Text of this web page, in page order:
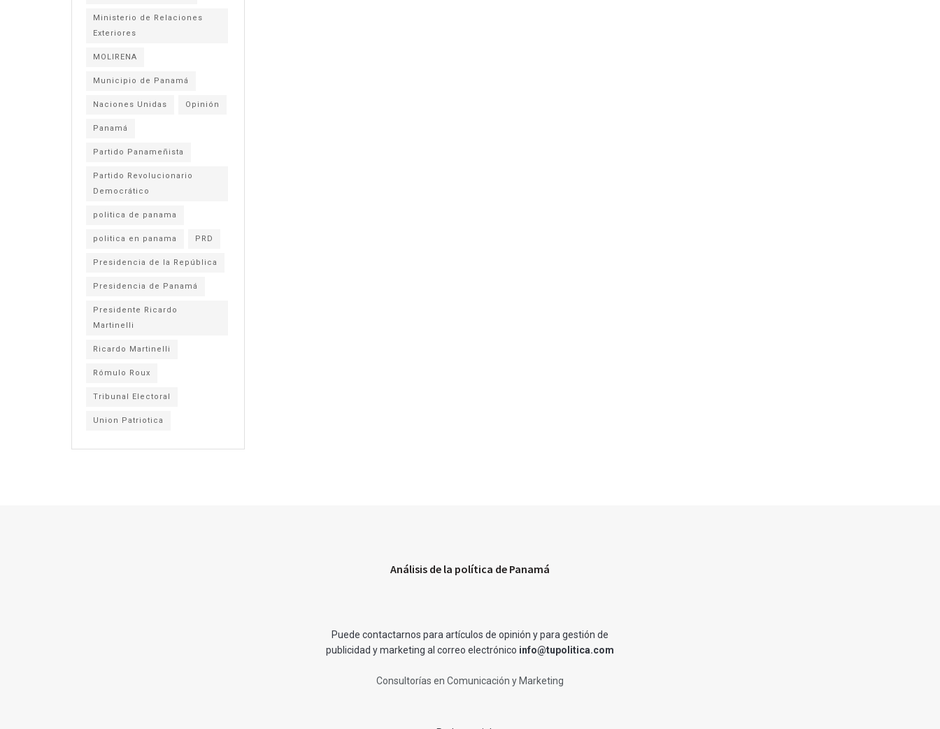
Ministerio de Relaciones
Exteriores
MOLIRENA
Municipio de Panamá
Naciones Unidas Opinión
Panamá
Partido Panameñista
Partido Revolucionario
Democrático
politica de panama
politica en panama PRD
Presidencia de la República
Presidencia de Panamá
Presidente Ricardo
Martinelli
Ricardo Martinelli
Rómulo Roux
Tribunal Electoral
Union Patriotica
Análisis de la política de Panamá
Puede contactarnos para artículos de opinión y para gestión de
publicidad y marketing al correo electrónico info@tupolitica.com
Consultorías en Comunicación y Marketing